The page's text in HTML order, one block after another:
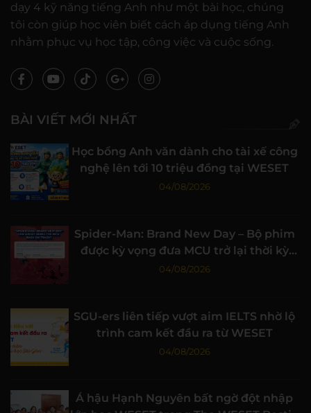
dạy 4 kỹ năng tiếng Anh như một bài học, chúng
tôi còn giúp học viên biết cách áp dụng tiếng Anh
nhằm phục vụ học tập, công việc và cuộc sống.
BÀI VIẾT MỚI NHẤT
Học bổng Anh văn dành cho tài xế công
nghệ lên tới 10 triệu đồng tại WESET
04/08/2026
Spider-Man: Brand New Day – Bộ phim
được kỳ vọng đưa MCU trở lại thời kỳ
đỉnh cao
04/08/2026
SGU-ers liên tiếp vượt aim IELTS nhờ lộ
trình cam kết đầu ra từ WESET
04/08/2026
Á hậu Hạnh Nguyên bất ngờ đột nhập